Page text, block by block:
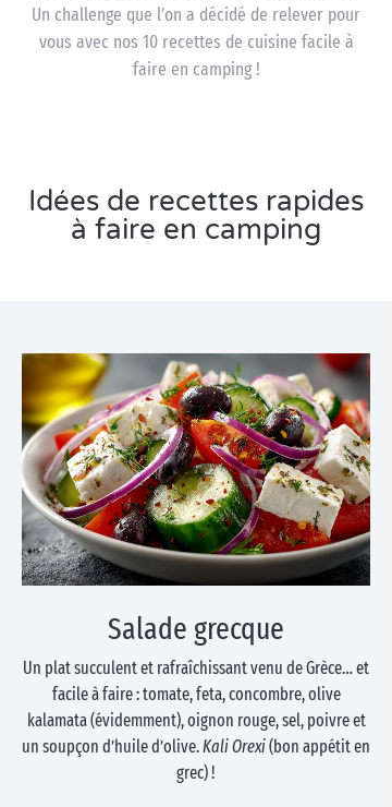
Un challenge que l’on a décidé de relever pour
vous avec nos 10 recettes de cuisine facile à
faire en camping !
Idées de recettes rapides
à faire en camping
Salade grecque
Un plat succulent et rafraîchissant venu de Grèce… et
facile à faire : tomate, feta, concombre, olive
kalamata (évidemment), oignon rouge, sel, poivre et
un soupçon d’huile d’olive.Kali Orexi(bon appétit en
grec) !